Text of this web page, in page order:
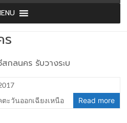
ลนคร รับวางระบ
ะวันออกเฉียงเหนือ Read more